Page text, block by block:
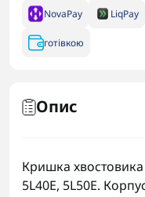
NovaPay LiqPay
готівкою
Опис
Кришка хвостовика
5L40E, 5L50E.